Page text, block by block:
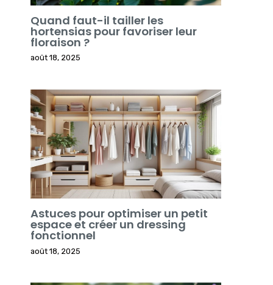
Quand faut-il tailler les
hortensias pour favoriser leur
floraison ?
août 18, 2025
Astuces pour optimiser un petit
espace et créer un dressing
fonctionnel
août 18, 2025